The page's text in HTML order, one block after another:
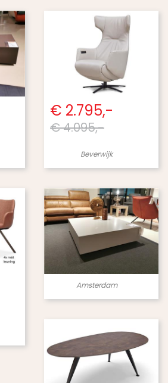
€ 2.795,-
€ 4.095,-
Beverwijk
Amsterdam